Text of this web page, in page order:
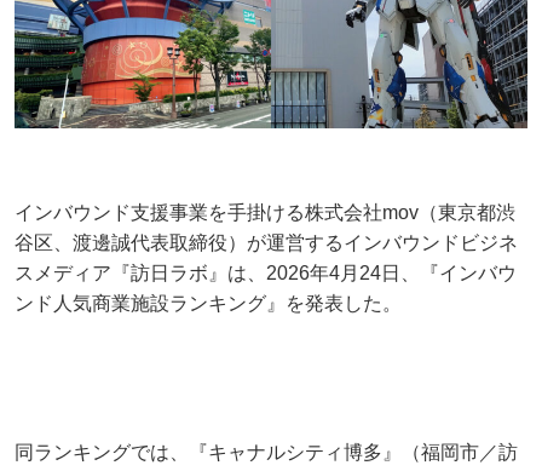
インバウンド支援事業を手掛ける株式会社mov（東京都渋
谷区、渡邊誠代表取締役）が運営するインバウンドビジネ
スメディア『訪日ラボ』は、2026年4月24日、『インバウ
ンド人気商業施設ランキング』を発表した。
同ランキングでは、『キャナルシティ博多』（福岡市／訪